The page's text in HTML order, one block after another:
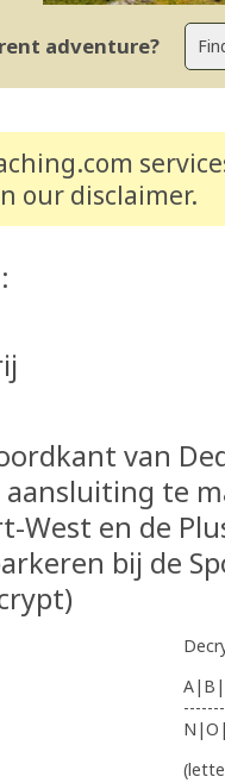
adventure?
our disclaimer.
van
te
West en de
bij de
)